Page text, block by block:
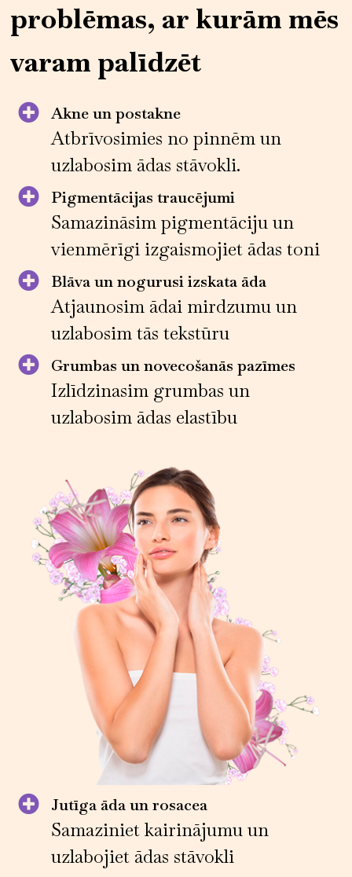
problēmas, ar kurām mēs
varam palīdzēt
Akne un postakne
Atbrīvosimies no pinnēm un
uzlabosim ādas stāvokli.
Pigmentācijas traucējumi
Samazināsim pigmentāciju un
vienmērīgi izgaismojiet ādas toni
Blāva un nogurusi izskata āda
Atjaunosim ādai mirdzumu un
uzlabosim tās tekstūru
Grumbas un novecošanās pazīmes
Izlīdzinasim grumbas un
uzlabosim ādas elastību
Jutīga āda un rosacea
Samaziniet kairinājumu un
uzlabojiet ādas stāvokli